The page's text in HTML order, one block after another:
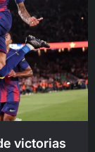
victorias